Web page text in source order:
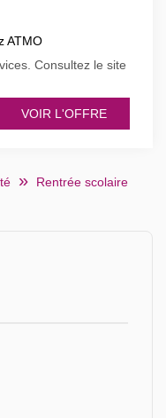
ATMO
Consultez le site
VOIR L'OFFRE
Rentrée scolaire